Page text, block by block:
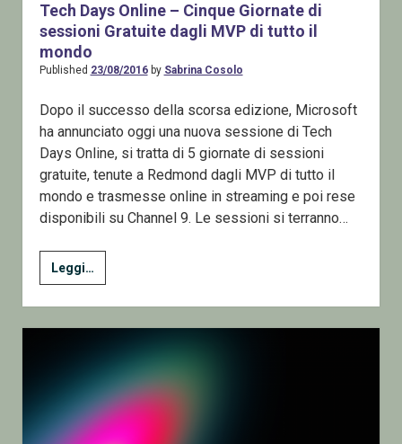
Tech Days Online – Cinque Giornate di
sessioni Gratuite dagli MVP di tutto il
mondo
Published 23/08/2016by Sabrina Cosolo
Dopo il successo della scorsa edizione, Microsoft
ha annunciato oggi una nuova sessione di Tech
Days Online, si tratta di 5 giornate di sessioni
gratuite, tenute a Redmond dagli MVP di tutto il
mondo e trasmesse online in streaming e poi rese
disponibili su Channel 9. Le sessioni si terranno…
Leggi…Tech
Days
Online
–
Giornate
di
sessioni
Gratuite